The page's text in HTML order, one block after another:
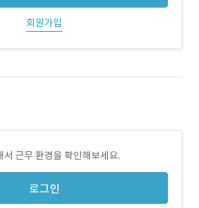
회원가입
서 근무 환경을 확인해보세요.
로그인